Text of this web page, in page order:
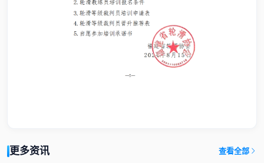
更多资讯 查看全部